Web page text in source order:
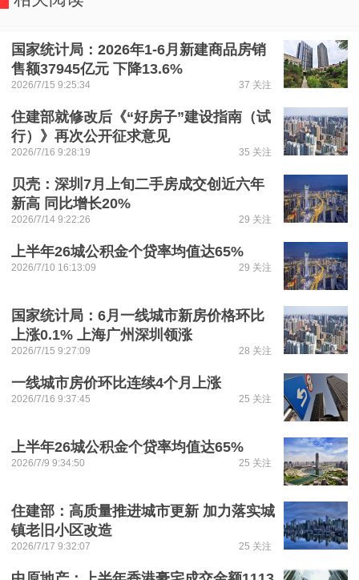
国家统计局：2026年1-6月新建商品房销
售额37945亿元 下降13.6%
2026/7/15 9:25:34 37 关注
住建部就修改后《“好房子”建设指南（试
行）》再次公开征求意见
2026/7/16 9:28:19 35 关注
贝壳：深圳7月上旬二手房成交创近六年
新高 同比增长20%
2026/7/14 9:22:26 29 关注
上半年26城公积金个贷率均值达65%
2026/7/10 16:13:09 29 关注
国家统计局：6月一线城市新房价格环比
上涨0.1% 上海广州深圳领涨
2026/7/15 9:27:09 28 关注
一线城市房价环比连续4个月上涨
2026/7/16 9:37:45 25 关注
上半年26城公积金个贷率均值达65%
2026/7/9 9:34:50 25 关注
住建部：高质量推进城市更新 加力落实城
镇老旧小区改造
2026/7/17 9:32:07 25 关注